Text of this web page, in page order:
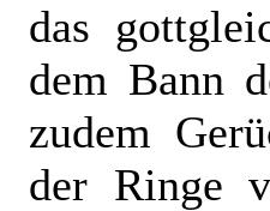
das
dem Bann
zudem
der Ringe